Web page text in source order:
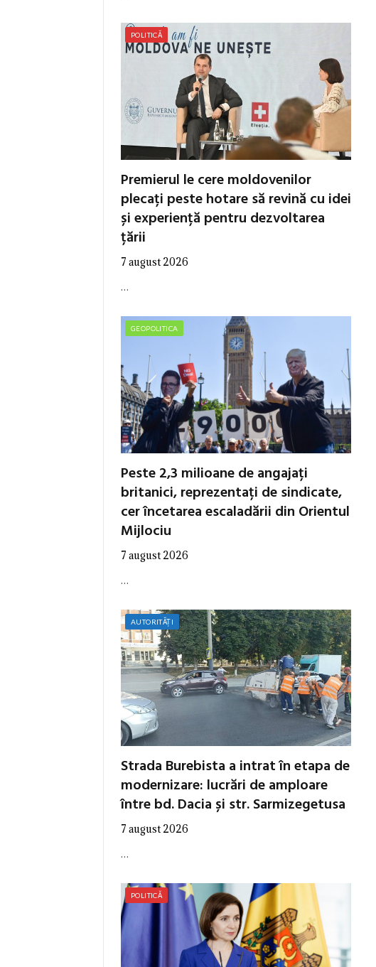
POLITICĂ
Premierul le cere moldovenilor
plecați peste hotare să revină cu idei
și experiență pentru dezvoltarea
țării
7 august 2026
…
GEOPOLITICA
Peste 2,3 milioane de angajați
britanici, reprezentați de sindicate,
cer încetarea escaladării din Orientul
Mijlociu
7 august 2026
…
AUTORITĂȚI
Strada Burebista a intrat în etapa de
modernizare: lucrări de amploare
între bd. Dacia și str. Sarmizegetusa
7 august 2026
…
POLITICĂ